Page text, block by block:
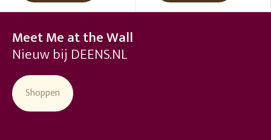
Meet Me at the Wall
Nieuw bij DEENS.NL
Shoppen